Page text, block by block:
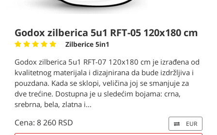
Godox zilberica 5u1 RFT-05 120x180 cm
Zilberice 5in1
Godox zilberica 5u1 RFT-07 120x180 cm je izrađena od
kvalitetnog materijala i dizajnirana da bude izdržljiva i
pouzdana. Kada se sklopi, veličina joj se smanjuje za
dve trećine. Dostupna je u sledećim bojama: crna,
srebrna, bela, zlatna i...
Cena: 8 260 RSD EUR